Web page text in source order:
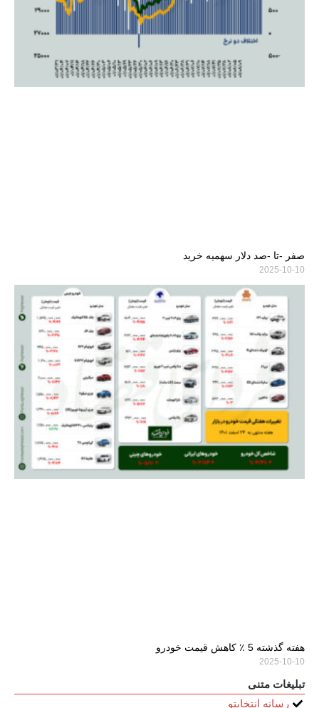
صفر -تا -صد دلار سهمیه خرید
2025-10-10
هفته گذشته 5 ٪ کاهش قیمت خودرو
2025-10-10
تبلیغات متنی
رسانه انتخابتو